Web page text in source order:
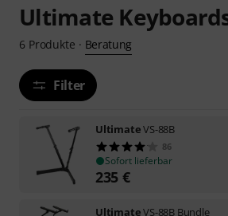
Ultimate
6 Produkte · Beratung
Filter
UltimateVS-88B
86
Sofort lieferbar
235 €
UltimateVS-88B Bundle